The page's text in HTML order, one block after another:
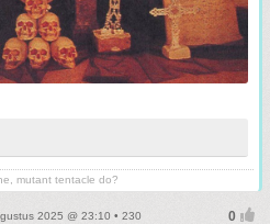
mutant tentacle do?
2025 @ 23:10 • 230